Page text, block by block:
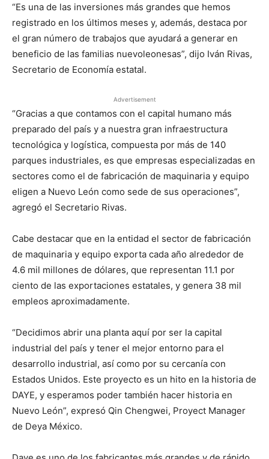
“Es una de las inversiones más grandes que hemos
registrado en los últimos meses y, además, destaca por
el gran número de trabajos que ayudará a generar en
beneficio de las familias nuevoleonesas”, dijo Iván Rivas,
Secretario de Economía estatal.
Advertisement
“Gracias a que contamos con el capital humano más
preparado del país y a nuestra gran infraestructura
tecnológica y logística, compuesta por más de 140
parques industriales, es que empresas especializadas en
sectores como el de fabricación de maquinaria y equipo
eligen a Nuevo León como sede de sus operaciones”,
agregó el Secretario Rivas.
Cabe destacar que en la entidad el sector de fabricación
de maquinaria y equipo exporta cada año alrededor de
4.6 mil millones de dólares, que representan 11.1 por
ciento de las exportaciones estatales, y genera 38 mil
empleos aproximadamente.
“Decidimos abrir una planta aquí por ser la capital
industrial del país y tener el mejor entorno para el
desarrollo industrial, así como por su cercanía con
Estados Unidos. Este proyecto es un hito en la historia de
DAYE, y esperamos poder también hacer historia en
Nuevo León”, expresó Qin Chengwei, Proyect Manager
de Deya México.